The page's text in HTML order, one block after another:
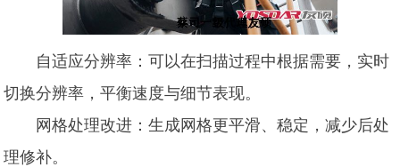
自适应分辨率：可以在扫描过程中根据需要，实时
切换分辨率，平衡速度与细节表现。
网格处理改进：生成网格更平滑、稳定，减少后处
理修补。